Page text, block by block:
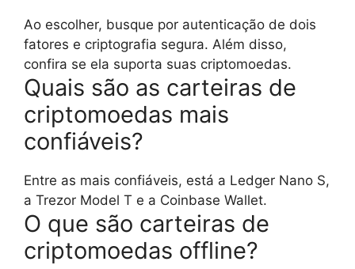
Ao escolher, busque por autenticação de dois
fatores e criptografia segura. Além disso,
confira se ela suporta suas criptomoedas.
Quais são as carteiras de
criptomoedas mais
confiáveis?
Entre as mais confiáveis, está a Ledger Nano S,
a Trezor Model T e a Coinbase Wallet.
O que são carteiras de
criptomoedas offline?